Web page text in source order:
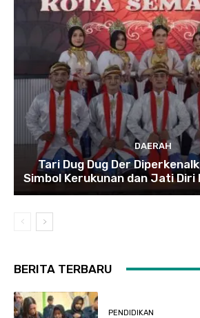
DAERAH
Tari Dug Dug Der
Simbol Kerukunan dan Jati Diri
BERITA TERBARU
PENDIDIKAN